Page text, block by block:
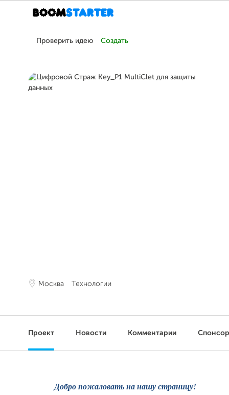
Проверить идею Создать
Москва Технологии
Проект Новости Комментарии
Добро пожаловать на нашу страницу!